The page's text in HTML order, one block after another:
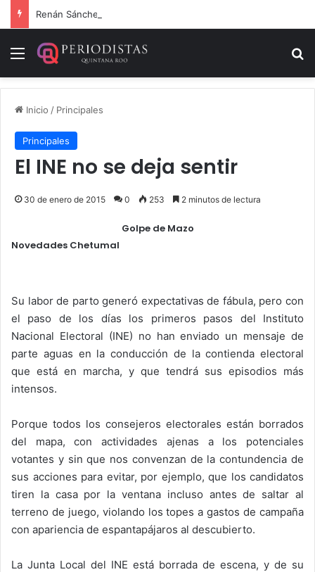
Menú
Inicio / Principales
Principales
El INE no se deja sentir
30 de enero de 2015 0 253 2 minutos de lectura
Golpe de Mazo
Novedades Chetumal
Su labor de parto generó expectativas de fábula, pero con
el paso de los días los primeros pasos del Instituto
Nacional Electoral (INE) no han enviado un mensaje de
parte aguas en la conducción de la contienda electoral
que está en marcha, y que tendrá sus episodios más
intensos.
Porque todos los consejeros electorales están borrados
del mapa, con actividades ajenas a los potenciales
votantes y sin que nos convenzan de la contundencia de
sus acciones para evitar, por ejemplo, que los candidatos
tiren la casa por la ventana incluso antes de saltar al
terreno de juego, violando los topes a gastos de campaña
con apariencia de espantapájaros al descubierto.
La Junta Local del INE está borrada de escena, y de su